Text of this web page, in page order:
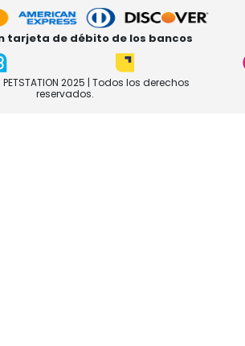
tarjeta de débito de los bancos
2025 | Todos los derechos
reservados.